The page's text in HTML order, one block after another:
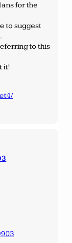
for the
to suggest
to this
it!